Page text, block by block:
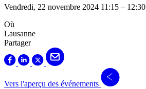
Vendredi, 22 novembre 2024 11:15 – 12:30
Où
Lausanne
Partager
Vers l'aperçu des événements